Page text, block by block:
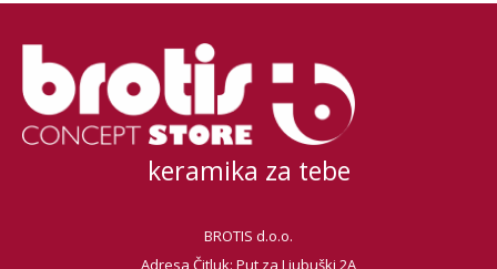
keramika za tebe
BROTIS d.o.o.
Adresa Čitluk: Put za Ljubuški 2A